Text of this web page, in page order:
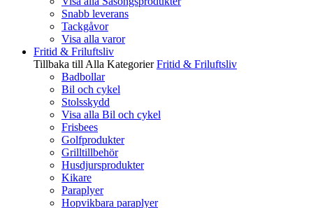
Snabb leverans
Tackgåvor
Visa alla varor
Fritid & Friluftsliv
Tillbaka till Alla Kategorier Fritid & Friluftsliv
Badbollar
Bil och cykel
Stolsskydd
Visa alla Bil och cykel
Frisbees
Golfprodukter
Grilltillbehör
Husdjursprodukter
Kikare
Paraplyer
Hopvikbara paraplyer